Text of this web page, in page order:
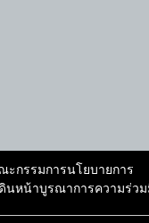
กรรมการนโยบายการ
นหน้าบูรณาการความร่วม